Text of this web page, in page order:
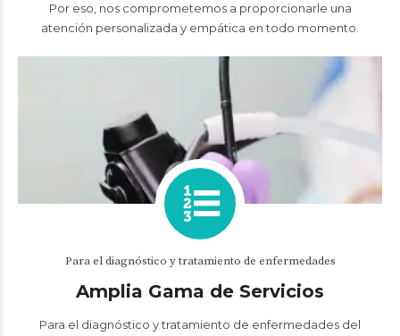
Por eso, nos comprometemos a proporcionarle una
atención personalizada y empática en todo momento.
Para el diagnóstico y tratamiento de enfermedades
Amplia Gama de Servicios
Para el diagnóstico y tratamiento de enfermedades del